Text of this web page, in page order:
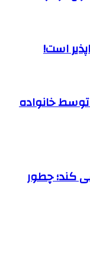
است!
خانواده
کند؛ چطور